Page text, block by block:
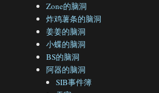
Zone的脑洞
炸鸡薯条的脑洞
姜姜的脑洞
小蝶的脑洞
BS的脑洞
阿器的脑洞
SIB事件簿